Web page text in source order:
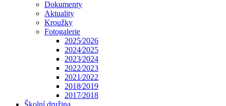
Dokumenty
Aktuality
Kroužky
Fotogalerie
2025⁄2026
2024⁄2025
2023⁄2024
2022⁄2023
2021⁄2022
2018⁄2019
2017⁄2018
Školní družina